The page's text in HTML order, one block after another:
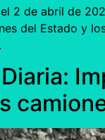
2 de abril de
del Estado y